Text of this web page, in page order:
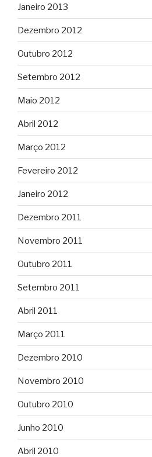
Janeiro 2013
Dezembro 2012
Outubro 2012
Setembro 2012
Maio 2012
Abril 2012
Março 2012
Fevereiro 2012
Janeiro 2012
Dezembro 2011
Novembro 2011
Outubro 2011
Setembro 2011
Abril 2011
Março 2011
Dezembro 2010
Novembro 2010
Outubro 2010
Junho 2010
Abril 2010